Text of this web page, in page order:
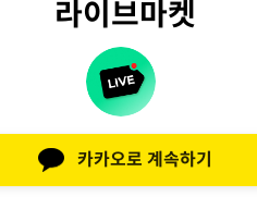
라이브마켓
카카오로 계속하기